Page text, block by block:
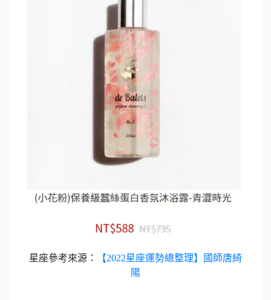
星座參考來源：
【2022星座運勢總整理】國師唐綺
陽